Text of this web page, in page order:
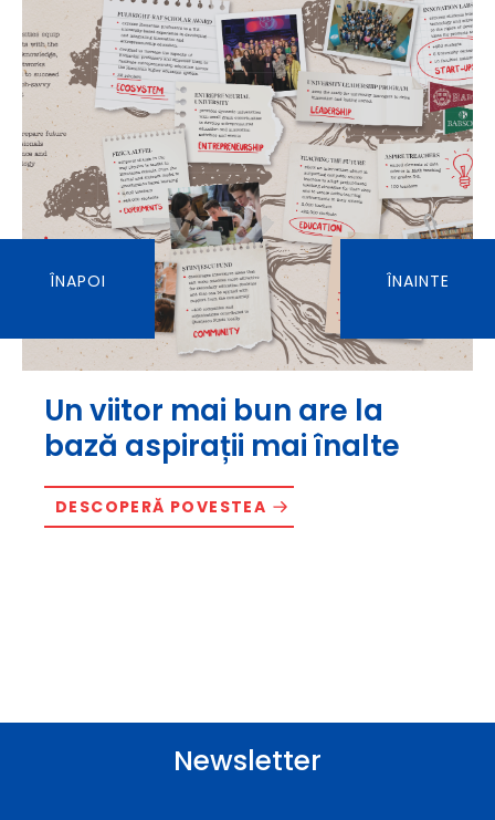
Un viitor mai bun are la
bază aspirații mai înalte
DESCOPERĂ POVESTEA
ÎNAPOI ÎNAINTE
Newsletter